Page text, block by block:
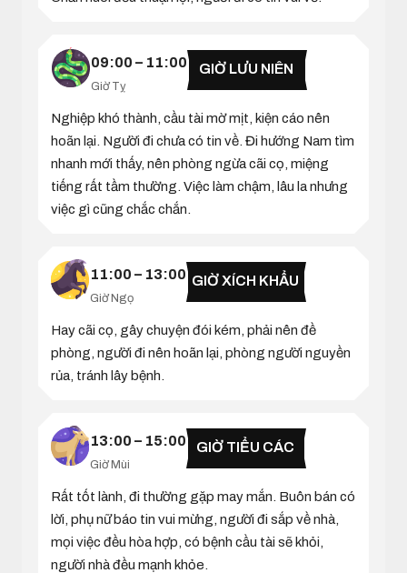
09:00 – 11:00
Giờ Tỵ
GIỜ LƯU NIÊN
Nghiệp khó thành, cầu tài mờ mịt, kiện cáo nên
hoãn lại. Người đi chưa có tin về. Đi hướng Nam tìm
nhanh mới thấy, nên phòng ngừa cãi cọ, miệng
tiếng rất tầm thường. Việc làm chậm, lâu la nhưng
việc gì cũng chắc chắn.
11:00 – 13:00
Giờ Ngọ
GIỜ XÍCH KHẨU
Hay cãi cọ, gây chuyện đói kém, phải nên đề
phòng, người đi nên hoãn lại, phòng người nguyền
rủa, tránh lây bệnh.
13:00 – 15:00
Giờ Mùi
GIỜ TIỂU CÁC
Rất tốt lành, đi thường gặp may mắn. Buôn bán có
lời, phụ nữ báo tin vui mừng, người đi sắp về nhà,
mọi việc đều hòa hợp, có bệnh cầu tài sẽ khỏi,
người nhà đều mạnh khỏe.